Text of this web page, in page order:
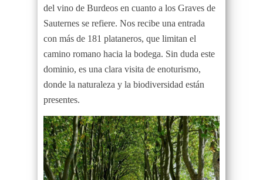
del vino de Burdeos en cuanto a los Graves de
Sauternes se refiere. Nos recibe una entrada
con más de 181 plataneros, que limitan el
camino romano hacia la bodega. Sin duda este
dominio, es una clara visita de enoturismo,
donde la naturaleza y la biodiversidad están
presentes.